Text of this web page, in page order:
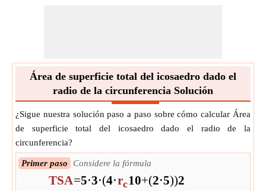
Área de superficie total del icosaedro dado el
radio de la circunferencia Solución
¿Sigue nuestra solución paso a paso sobre cómo calcular Área
de superficie total del icosaedro dado el radio de la
circunferencia?
Primer paso Considere la fórmula
TSA=5⋅3⋅(4⋅rc10+(2⋅5))2